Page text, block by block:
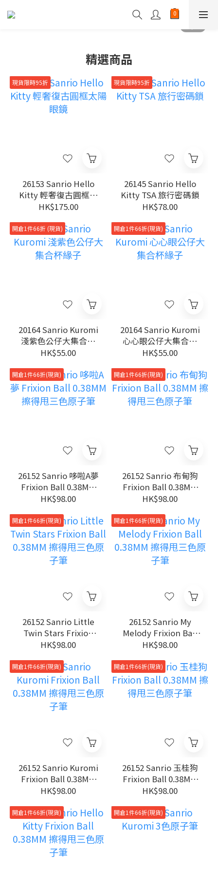
精選商品
現貨限時95折
26153 Sanrio Hello
Kitty 輕奢復古圓框太
陽眼鏡
HK$175.00
現貨限時95折
26145 Sanrio Hello
Kitty TSA 旅行密碼鎖
HK$78.00
開倉1件66折 (現貨)
20164 Sanrio Kuromi
淺紫色公仔大集合杯
緣子
HK$55.00
開倉1件66折(現貨)
20164 Sanrio Kuromi
心心眼公仔大集合杯
緣子
HK$55.00
開倉1件66折(現貨)
26152 Sanrio 哆啦A夢
Frixion Ball 0.38MM
擦得甩三色原子筆
HK$98.00
開倉1件66折(現貨)
26152 Sanrio 布甸狗
Frixion Ball 0.38MM
擦得甩三色原子筆
HK$98.00
開倉1件66折(現貨)
26152 Sanrio Little
Twin Stars Frixion
Ball 0.38MM 擦得甩三
HK$98.00
開倉1件66折(現貨)
26152 Sanrio My
Melody Frixion Ball
0.38MM 擦得甩三色原
HK$98.00
開倉1件66折(現貨)
26152 Sanrio Kuromi
Frixion Ball 0.38MM
擦得甩三色原子筆
HK$98.00
開倉1件66折(現貨)
26152 Sanrio 玉桂狗
Frixion Ball 0.38MM
擦得甩三色原子筆
HK$98.00
開倉1件66折(現貨) 開倉1件66折(現貨)